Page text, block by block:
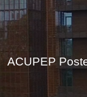
ACUPEP